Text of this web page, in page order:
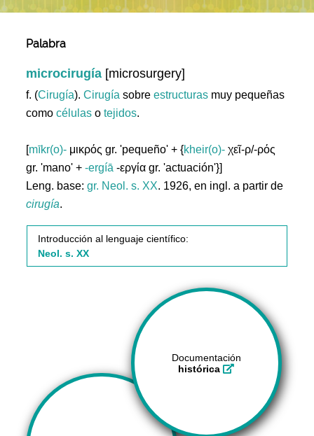
Palabra
microcirugía [microsurgery]
f. (Cirugía).Cirugía sobreestructuras muy pequeñas
comocélulas otejidos.
[mīkr(o)- μικρός gr. 'pequeño' + {kheir(o)- χεῖ-ρ/-ρός
gr. 'mano' +-ergíā -εργία gr. 'actuación'}]
Leng. base:gr. Neol. s. XX. 1926, en ingl. a partir de
cirugía.
Introducción al lenguaje científico:
Neol. s. XX
Documentación
histórica